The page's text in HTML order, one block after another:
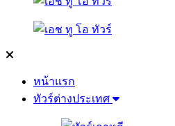
หน้าแรก
ทัวร์ต่างประเทศ